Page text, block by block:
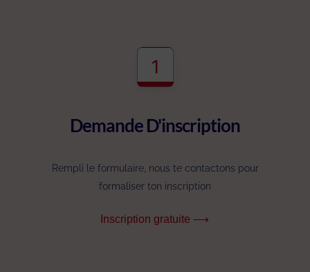
1
Demande D'inscription
Rempli le formulaire, nous te contactons pour
formaliser ton inscription
Inscription gratuite ⟶